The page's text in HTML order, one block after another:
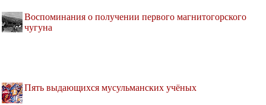
Воспоминания о получении первого магнитогорского
чугуна
Пять выдающихся мусульманских учёных